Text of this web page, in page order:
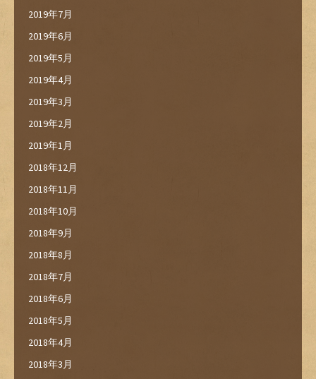
2019年7月
2019年6月
2019年5月
2019年4月
2019年3月
2019年2月
2019年1月
2018年12月
2018年11月
2018年10月
2018年9月
2018年8月
2018年7月
2018年6月
2018年5月
2018年4月
2018年3月